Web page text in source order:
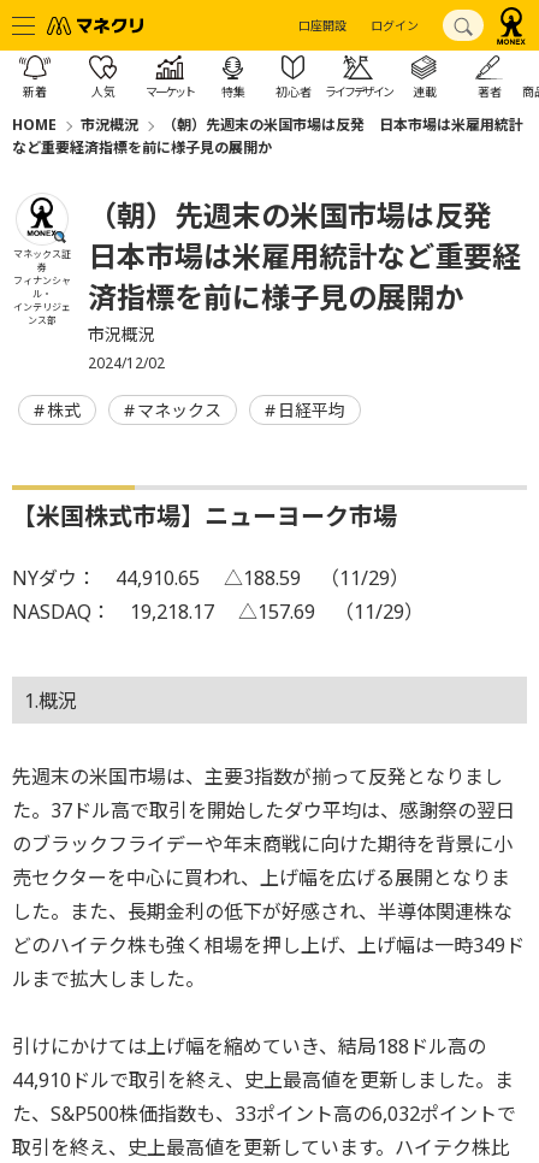
口座開設 ログイン
新着 人気 マーケット 特集 初心者 ライフデザイン 連載 著者 商
HOME 市況概況
（朝）先週末の米国市場は反発 日本市場は米雇用統計
など重要経済指標を前に様子見の展開か
マネックス証
券
フィナンシャ
ル・
インテリジェ
ンス部
（朝）先週末の米国市場は反発
日本市場は米雇用統計など重要経
済指標を前に様子見の展開か
市況概況
2024/12/02
株式 マネックス 日経平均
【米国株式市場】ニューヨーク市場
NYダウ： 44,910.65 △188.59 （11/29）
NASDAQ： 19,218.17 △157.69 （11/29）
1.概況
先週末の米国市場は、主要3指数が揃って反発となりまし
た。37ドル高で取引を開始したダウ平均は、感謝祭の翌日
のブラックフライデーや年末商戦に向けた期待を背景に小
売セクターを中心に買われ、上げ幅を広げる展開となりま
した。また、長期金利の低下が好感され、半導体関連株な
どのハイテク株も強く相場を押し上げ、上げ幅は一時349ド
ルまで拡大しました。
引けにかけては上げ幅を縮めていき、結局188ドル高の
44,910ドルで取引を終え、史上最高値を更新しました。ま
た、S&P500株価指数も、33ポイント高の6,032ポイントで
取引を終え、史上最高値を更新しています。ハイテク株比